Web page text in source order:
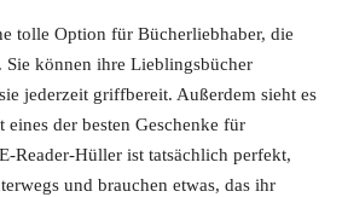
tolle Option für Bücherliebhaber, die
Sie können ihre Lieblingsbücher
jederzeit griffbereit. Außerdem sieht es
der besten Geschenke für
Reader-Hüller ist tatsächlich perfekt,
und brauchen etwas, das ihr